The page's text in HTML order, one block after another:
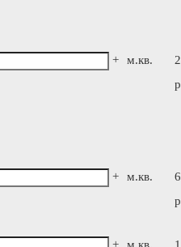
+ м.кв.
+ м.кв.